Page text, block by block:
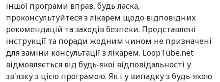
іншої програми вправ, будь ласка,
проконсультуйтеся з лікарем щодо відповідних
рекомендацій та заходів безпеки. Представлені
інструкції та поради жодним чином не призначені
для заміни консультації з лікарем. LoopTube.net
відмовляється від будь-якої відповідальності у
зв'язку з цією програмою. Як і у випадку з будь-якою